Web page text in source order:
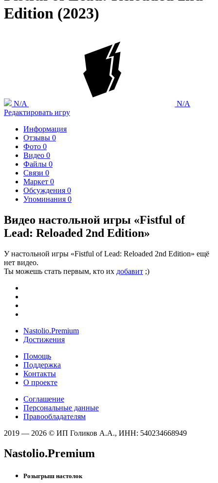
Edition (2023)
N/A
N/A
Редактировать игру
Информация
Отзывы 0
Фото 0
Видео 0
Файлы 0
Связи 0
Маркет 0
Обсуждения 0
Упоминания 0
Видео настольной игры «Fistful of
Lead: Reloaded 2nd Edition»
У настольной игры «Fistful of Lead: Reloaded 2nd Edition» ещё
нет видео.
Ты можешь стать первым, кто их добавит ;)
Nastolio.Premium
Достижения
Помощь
Поддержка
Контакты
О проекте
Соглашение
Персональные данные
Правообладателям
2019 — 2026 © ИП Голиков А.А., ИНН: 540234668949
Nastolio.Premium
Розыгрыш настолок